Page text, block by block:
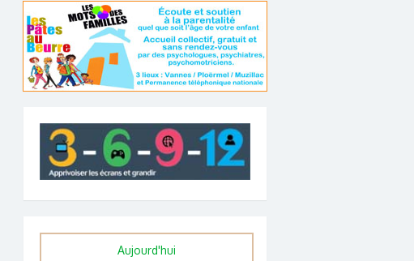
Aujourd'hui